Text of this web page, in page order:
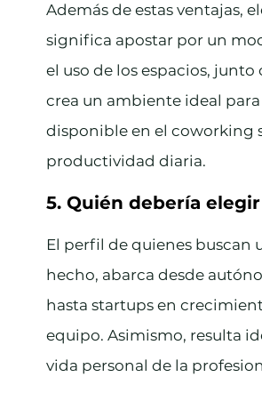
Además de estas ventajas,
significa apostar por un
el uso de los espacios,
crea un ambiente ideal
disponible en el coworking
productividad diaria.
5. Quién debería
El perfil de quienes buscan
hecho, abarca desde
hasta startups en
equipo. Asimismo, resulta
vida personal de la